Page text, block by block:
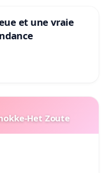
et une vraie
Het Zoute